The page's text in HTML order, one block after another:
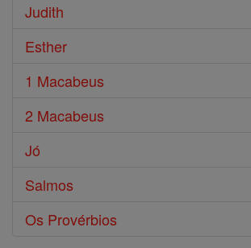
Judith
Esther
1 Macabeus
2 Macabeus
Jó
Salmos
Os Provérbios